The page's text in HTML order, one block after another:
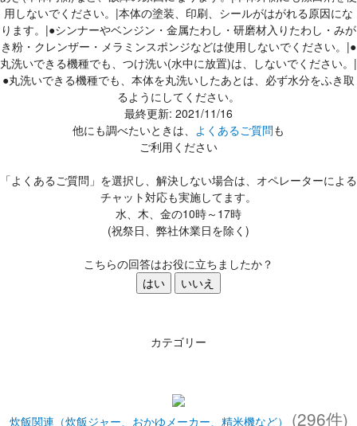
用しないでください。|本体の塗装、印刷、シールがはがれる原因にな
ります。|●シンナーやベンジン・金属たわし・研磨材入りたわし・みが
き粉・クレンザー・メラミンスポンジなどは使用しないでください。|●
丸洗いできる機種でも、つけ洗い(水中に放置)は、しないでください。|
●丸洗いできる機種でも、本体を丸洗いしたあとは、必ず水分をふき取
るようにしてください。
最終更新: 2021/11/16
他にも調べたいときは、 よくあるご質問も
ご利用ください
「よくあるご質問」を選択し、解決しない場合は、オペレーターによる
チャット対応も実施してます。
水、木、金の10時～17時
(祝祭日、弊社休業日を除く)
こちらの回答はお役に立ちましたか？
はい
いいえ
カテゴリー